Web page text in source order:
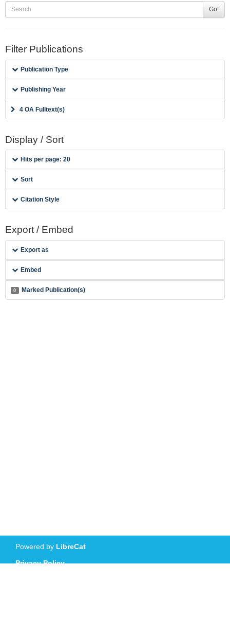
Go!
Filter Publications
Publication Type
Publishing Year
4 OA Fulltext(s)
Display / Sort
Hits per page: 20
Sort
Citation Style
Export / Embed
Export as
Embed
0 Marked Publication(s)
Powered by LibreCat
Privacy Policy